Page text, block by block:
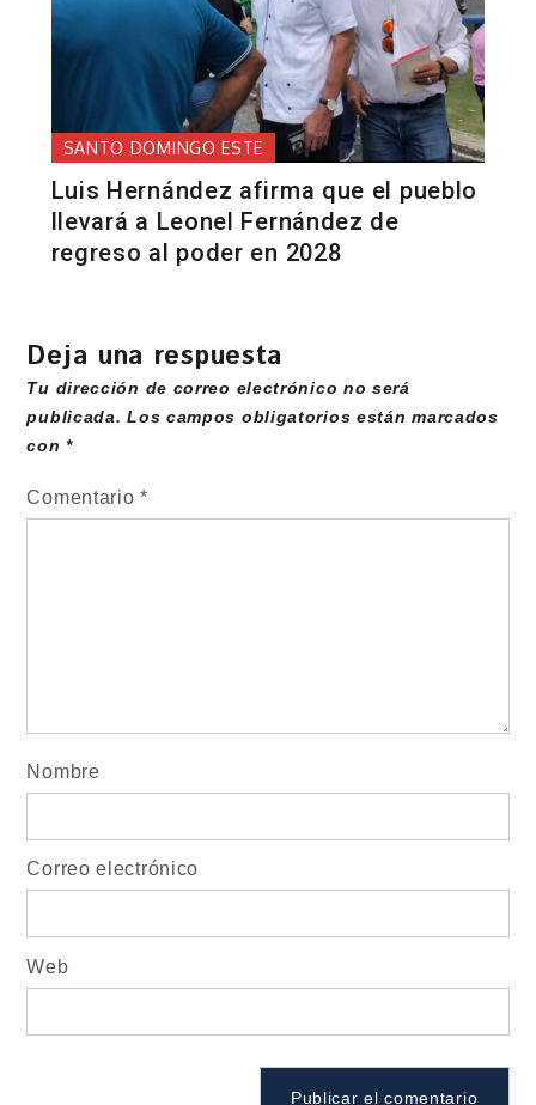
SANTO DOMINGO ESTE
Luis Hernández afirma que el pueblo
llevará a Leonel Fernández de
regreso al poder en 2028
Deja una respuesta
Tu dirección de correo electrónico no será
publicada. Los campos obligatorios están marcados
con*
Comentario*
Nombre
Correo electrónico
Web